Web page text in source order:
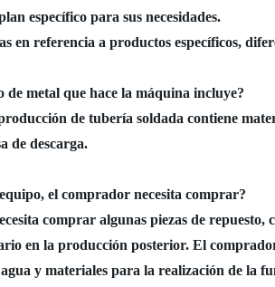
específico para sus necesidades.
en referencia a productos específicos,
de metal que hace la máquina incluye?
de tubería soldada contiene
de descarga.
el comprador necesita comprar?
comprar algunas piezas de
en la producción posterior. El
y materiales para la realización de la